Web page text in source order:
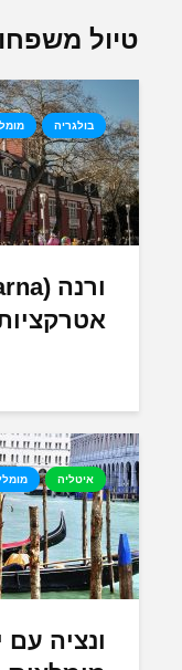
טיול
בולגריה
איטליה
ונציה